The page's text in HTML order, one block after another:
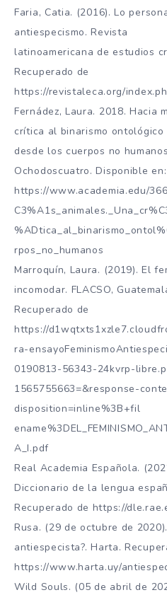
Faria, Catia. (2016). Lo
antiespecismo. Revista
latinoamericana de estudios
Recuperado de
https://revistaleca.org/
Fernádez, Laura. 2018. Hacia
crítica al binarismo ontológico
desde los cuerpos no
Ochodoscuatro. Disponible en:
https://www.academia.edu/
rpos_no_humanos
Marroquín, Laura. (2019). El
incomodar. FLACSO,
Recuperado de
https://
ra-
0190813-56343-24kvrp-
1565755663=&response-
disposition=inline%3B+fil
A_I.pdf
Real Academia Española.
Diccionario de la lengua
Recuperado de https://
Rusa. (29 de octubre de
antiespecista?. Harta.
https://www.harta.uy/
Wild Souls. (05 de abril de